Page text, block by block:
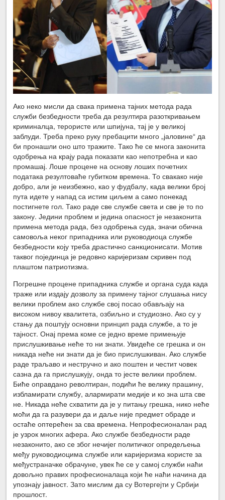
Ако неко мисли да свака примена тајних метода рада
служби безбедности треба да резултира разоткривањем
криминалца, терористе или шпијуна, тај је у великој
заблуди. Треба преко руку пребацити много „јаловине“ да
би пронашли оно што тражите. Тако ће се многа законита
одобрења на крају рада показати као непотребна и као
промашај. Лоше процене на основу лоших почетних
података резултоваће губитком времена. То свакако није
добро, али је неизбежно, као у фудбалу, када велики број
пута идете у напад са истим циљем а само понекад
постигнете гол. Тако раде све службе света и све је то по
закону. Једини проблем и једина опасност је незаконита
примена метода рада, без одобрења суда, значи обична
самовоља неког припадника или руководиоца службе
безбедности коју треба драстично санкционисати. Мотив
таквог појединца је редовно каријеризам скривен под
плаштом патриотизма.
Погрешне процене припадника службе и органа суда када
траже или издају дозволу за примену тајног слушања нису
велики проблем ако службе свој посао обављају на
високом нивоу квалитета, озбиљно и студиозно. Ако су у
стању да поштују основни принцип рада службе, а то је
тајност. Онај према коме се једно време примењује
прислушкивање неће то ни знати. Увидеће се грешка и он
никада неће ни знати да је био прислушкиван. Ако службе
раде траљаво и нестручно и ако поштен и честит човек
сазна да га прислушкују, онда то јесте велики проблем.
Биће оправдано револтиран, подићи ће велику прашину,
избламирати службу, алармирати медије и ко зна шта све
не. Никада неће схватити да је у питању грешка, нико неће
моћи да га разувери да и даље није предмет обраде и
остаће оптерећен за сва времена. Непрофесионалан рад
је узрок многих афера. Ако службе безбедности раде
незаконито, ако се због нечијег политичког опредељења
међу руководиоцима службе или каријеризма користе за
међустраначке обрачуне, увек ће се у самој служби наћи
довољно правих професионалаца који ће наћи начина да
упознају јавност. Зато мислим да су Вотергејти у Србији
прошлост.